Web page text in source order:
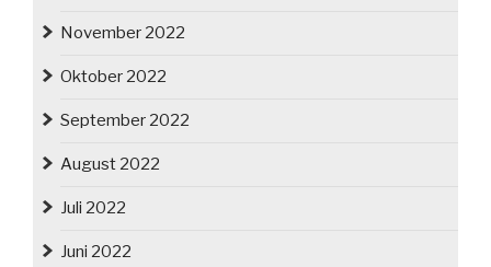
November 2022
Oktober 2022
September 2022
August 2022
Juli 2022
Juni 2022